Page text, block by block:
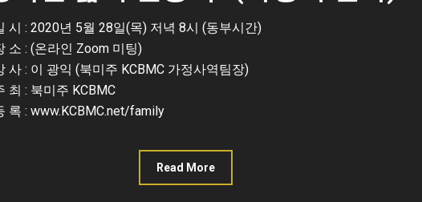
시 : 2020년 5월 28일(목) 저녁 8시 (동부시간)
소 : (온라인 Zoom 미팅)
사 : 이 광익 (북미주 KCBMC 가정사역팀장)
최 : 북미주 KCBMC
록 : www.KCBMC.net/family
Read More